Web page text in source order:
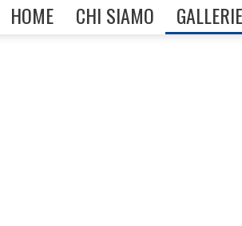
HOME CHI SIAMO GALLERIE